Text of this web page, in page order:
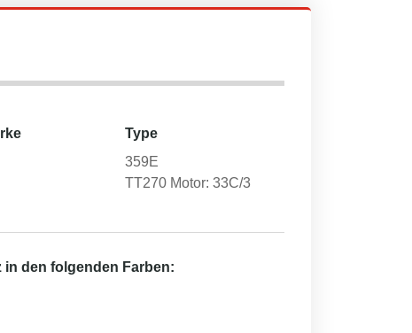
Type
359E
TT270 Motor: 33C/3
in den folgenden Farben: